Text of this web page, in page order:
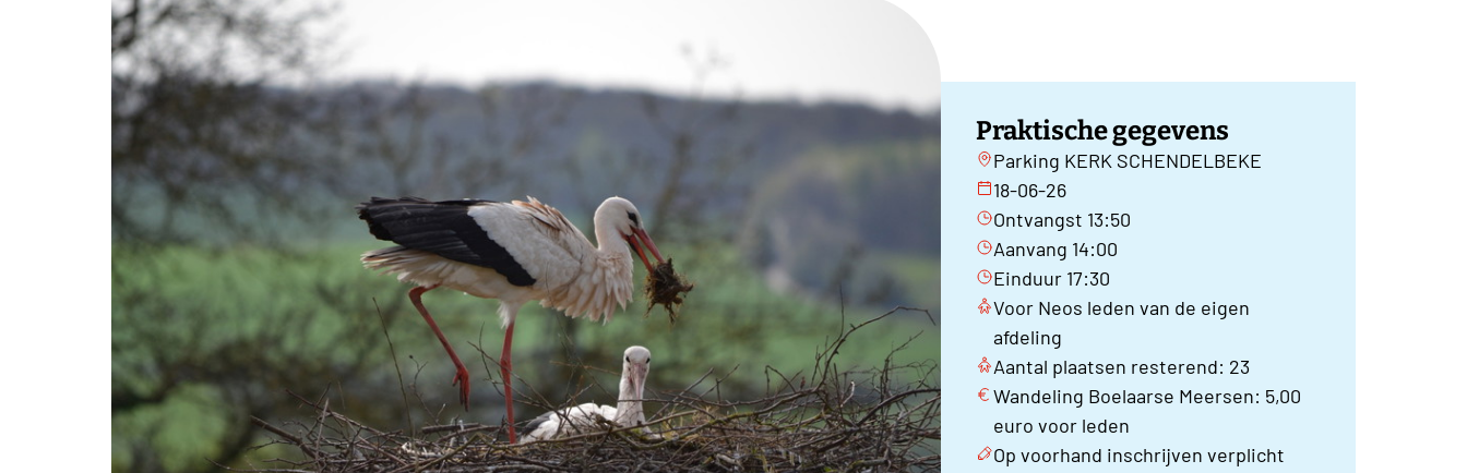
Praktische gegevens
Parking KERK SCHENDELBEKE
18-06-26
Ontvangst 13:50
Aanvang 14:00
Einduur 17:30
Voor Neos leden van de eigen
afdeling
Aantal plaatsen resterend: 23
Wandeling Boelaarse Meersen: 5,00
euro voor leden
Op voorhand inschrijven verplicht